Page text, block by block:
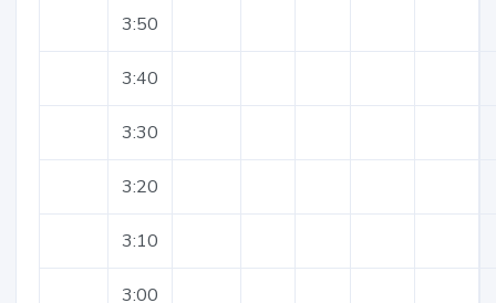
3:50
3:40
3:30
3:20
3:10
3:00